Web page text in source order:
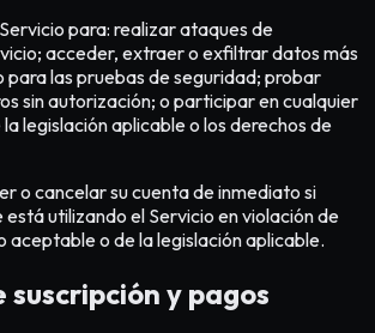
para: realizar ataques de
acceder, extraer o exfiltrar datos más
para las pruebas de seguridad; probar
sin autorización; o participar en cualquier
legislación aplicable o los derechos de
o cancelar su cuenta de inmediato si
utilizando el Servicio en violación de
aceptable o de la legislación aplicable.
suscripción y pagos